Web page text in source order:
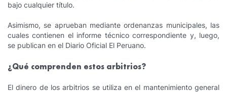
bajo cualquier título.
Asimismo, se aprueban mediante ordenanzas municipales, las
cuales contienen el informe técnico correspondiente y, luego,
se publican en el Diario Oficial El Peruano.
¿Qué comprenden estos arbitrios?
El dinero de los arbitrios se utiliza en el mantenimiento general